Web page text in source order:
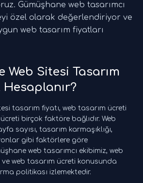
Gümüşhane web tasarımcı
özel olarak değerlendiriyor ve
web tasarım fiyatları
Web Sitesi Tasarım
Hesaplanır?
tasarım fiyatı, web tasarım ücreti
birçok faktöre bağlıdır. Web
sayısı, tasarım karmaşıklığı,
gibi faktörlere göre
web tasarımcı ekibimiz, web
ve web tasarım ücreti konusunda
politikası izlemektedir.